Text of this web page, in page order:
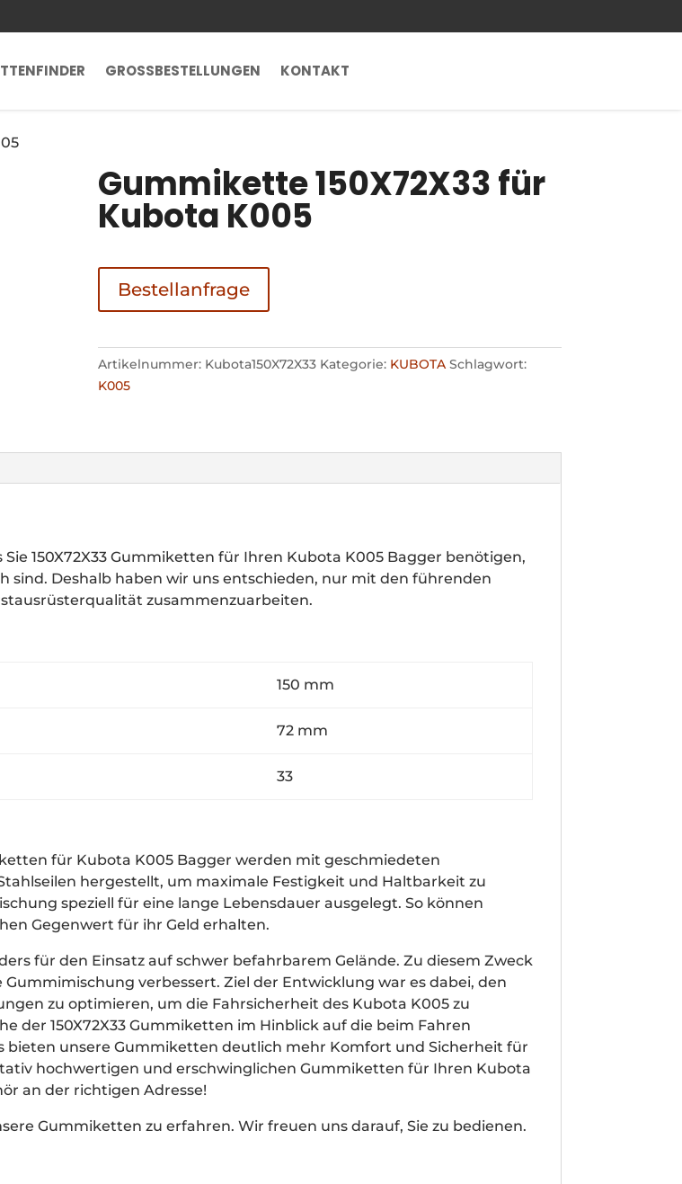
GROSSBESTELLUNGEN KONTAKT
Gummikette 150X72X33 für
Kubota K005
Bestellanfrage
Artikelnummer: Kubota150X72X33 Kategorie: KUBOTA Schlagwort:
K005
150X72X33 Gummiketten für Ihren Kubota K005 Bagger benötigen,
sind. Deshalb haben wir uns entschieden, nur mit den führenden
zusammenzuarbeiten.
150 mm
72 mm
33
für Kubota K005 Bagger werden mit geschmiedeten
hergestellt, um maximale Festigkeit und Haltbarkeit zu
speziell für eine lange Lebensdauer ausgelegt. So können
Gegenwert für ihr Geld erhalten.
für den Einsatz auf schwer befahrbarem Gelände. Zu diesem Zweck
verbessert. Ziel der Entwicklung war es dabei, den
zu optimieren, um die Fahrsicherheit des Kubota K005 zu
der 150X72X33 Gummiketten im Hinblick auf die beim Fahren
unsere Gummiketten deutlich mehr Komfort und Sicherheit für
hochwertigen und erschwinglichen Gummiketten für Ihren Kubota
an der richtigen Adresse!
Gummiketten zu erfahren. Wir freuen uns darauf, Sie zu bedienen.